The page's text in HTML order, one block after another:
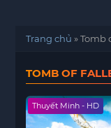
Trang chủ »Tomb
TOMB OF
Thuyết Minh - HD